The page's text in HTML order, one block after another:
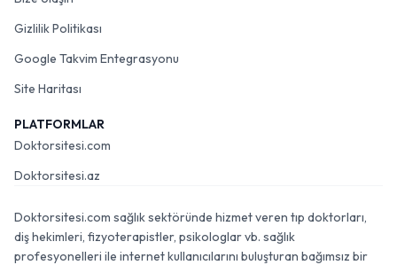
Gizlilik Politikası
Google Takvim Entegrasyonu
Site Haritası
PLATFORMLAR
Doktorsitesi.com
Doktorsitesi.az
Doktorsitesi.com sağlık sektöründe hizmet veren tıp doktorları,
diş hekimleri, fizyoterapistler, psikologlar vb. sağlık
profesyonelleri ile internet kullanıcılarını buluşturan bağımsız bir